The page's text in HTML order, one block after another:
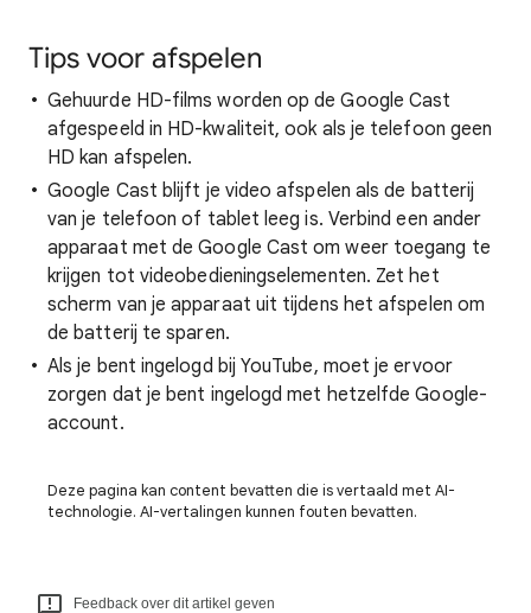
Tips voor afspelen
Gehuurde HD-films worden op de Google Cast
afgespeeld in HD-kwaliteit, ook als je telefoon geen
HD kan afspelen.
Google Cast blijft je video afspelen als de batterij
van je telefoon of tablet leeg is. Verbind een ander
apparaat met de Google Cast om weer toegang te
krijgen tot videobedieningselementen. Zet het
scherm van je apparaat uit tijdens het afspelen om
de batterij te sparen.
Als je bent ingelogd bij YouTube, moet je ervoor
zorgen dat je bent ingelogd met hetzelfde Google-
account.
Deze pagina kan content bevatten die is vertaald met AI-
technologie. AI-vertalingen kunnen fouten bevatten.
Feedback over dit artikel geven